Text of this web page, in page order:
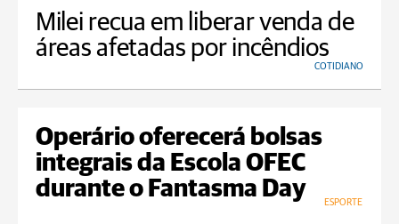
Milei recua em liberar venda de
áreas afetadas por incêndios
COTIDIANO
Operário oferecerá bolsas
integrais da Escola OFEC
durante o Fantasma Day
ESPORTE